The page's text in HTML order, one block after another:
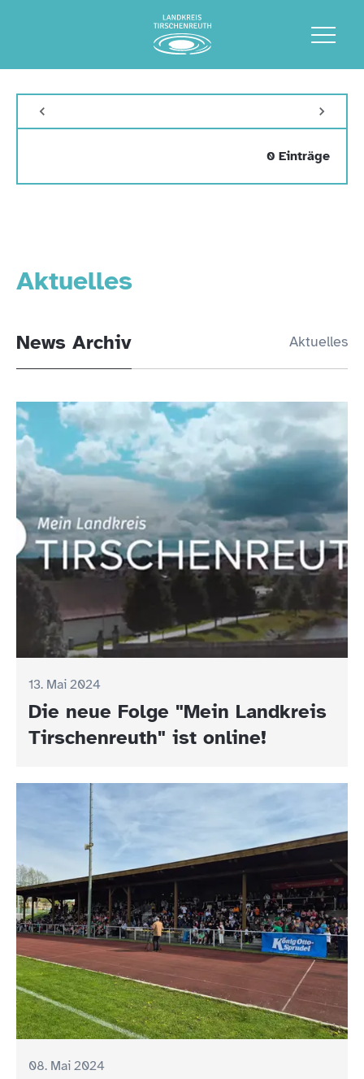
Aktuelles
News Archiv Aktuelles
13. Mai 2024
Die neue Folge "Mein Landkreis
Tirschenreuth" ist online!
08. Mai 2024
0 Einträge